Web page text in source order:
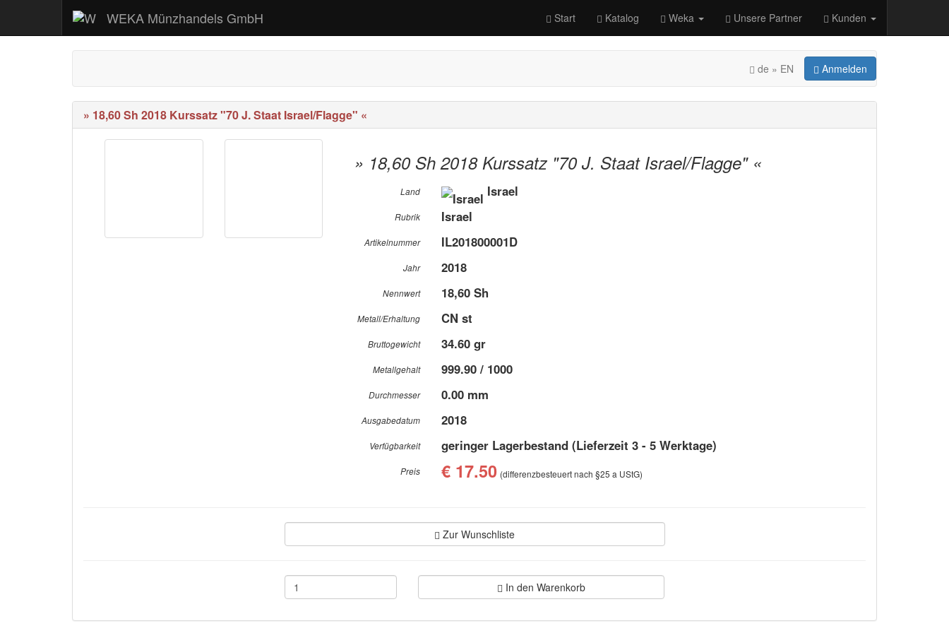
WEKA Münzhandels GmbH Start Katalog Weka Unsere Partner Kunden
Anmelden
de » EN
» 18,60 Sh 2018 Kurssatz "70 J. Staat Israel/Flagge" «
» 18,60 Sh 2018 Kurssatz "70 J. Staat Israel/Flagge" «
Land Israel
Rubrik Israel
Artikelnummer IL201800001D
Jahr 2018
Nennwert 18,60 Sh
Metall/Erhaltung CN st
Bruttogewicht 34.60 gr
Metallgehalt 999.90 / 1000
Durchmesser 0.00 mm
Ausgabedatum 2018
Verfügbarkeit geringer Lagerbestand (Lieferzeit 3 - 5 Werktage)
Preis € 17.50 (differenzbesteuert nach §25 a UStG)
Zur Wunschliste
In den Warenkorb